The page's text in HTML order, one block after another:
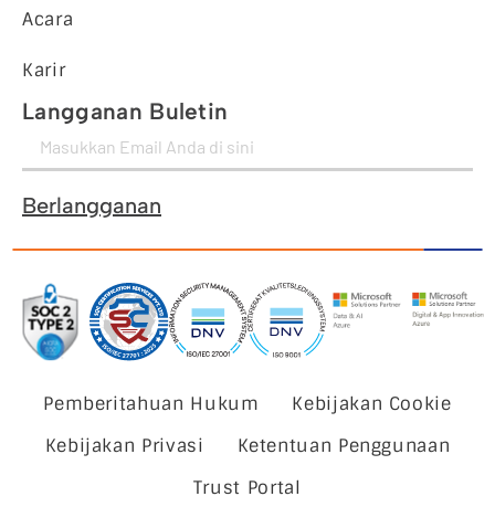
Acara
Karir
Langganan Buletin
Berlangganan
Pemberitahuan Hukum
Kebijakan Cookie
Kebijakan Privasi
Ketentuan Penggunaan
Trust Portal